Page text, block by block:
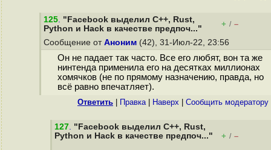
125. "Facebook выделил C++, Rust,
Python и Hack в качестве предпоч..."
+ / –
Сообщение от Аноним (42), 31-Июл-22, 23:56
Он не падает так часто. Все его любят, вон та же
нинтенда применила его на десятках миллионах
хомячков (не по прямому назначению, правда, но
всё равно впечатляет).
Ответить Правка| Наверх Cообщить модератору
127. "Facebook выделил C++, Rust,
Python и Hack в качестве предпоч..."
+ / –